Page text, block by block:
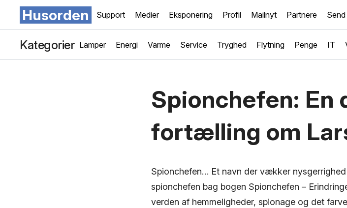
Husorden Support Medier Eksponering Profil Mailnyt Partnere
Kategorier Lamper Energi Varme Service Tryghed Flytning Penge IT
Spionchefen: En
fortælling om
Spionchefen… Et navn der vækker
spionchefen bag bogen Spionchefen –
verden af hemmeligheder, spionage og det